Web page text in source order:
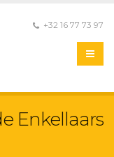
+32 16 77 73 97
Enkellaars